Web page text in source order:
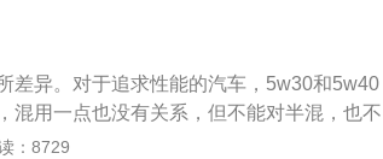
可选具有强清洁能力的壳牌机油。
机油使用注意事项：选择机油应根据发动
匹配的机油，不同品牌的机油不可以混加，
寿命长、高效等优点，能够对发动机起到较
上的刻度，不要加的过满。
差异。对于追求性能的汽车，5w30和5w40
混用一点也没有关系，但不能对半混，也不
使用5w40的发动机，加注的是5w30，有可
：8729